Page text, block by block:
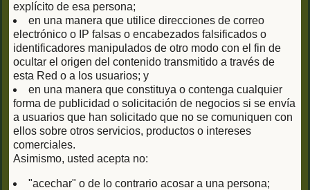
explícito de esa persona;
en una manera que utilice direcciones de correo
electrónico o IP falsas o encabezados falsificados o
identificadores manipulados de otro modo con el fin de
ocultar el origen del contenido transmitido a través de
esta Red o a los usuarios; y
en una manera que constituya o contenga cualquier
forma de publicidad o solicitación de negocios si se envía
a usuarios que han solicitado que no se comuniquen con
ellos sobre otros servicios, productos o intereses
comerciales.
Asimismo, usted acepta no:
"acechar" o de lo contrario acosar a una persona;